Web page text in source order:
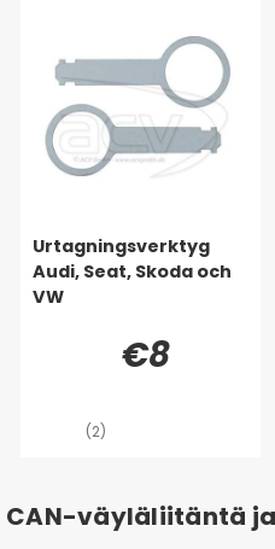
Urtagningsverktyg
Audi, Seat, Skoda och
VW
€8
(2)
CAN-väyläliitäntä